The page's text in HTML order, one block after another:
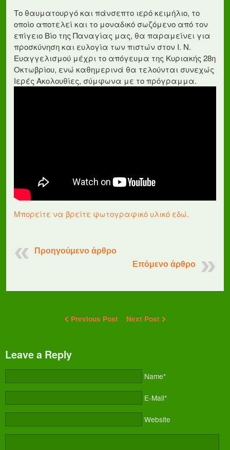
Το θαυματουργό και πάνσεπτο ιερό κειμήλιο, το
οποίο αποτελεί και το μοναδικό σωζόμενο από τον
επίγειο Βίο της Παναγίας μας, θα παραμείνει για
προσκύνηση και ευλογία των πιστών στον Ι. Ν.
Ευαγγελισμού μέχρι το απόγευμα της Κυριακής 28η
Οκτωβρίου, ενώ καθημερινά θα τελούνται συνεχώς
Ιερές Ακολουθίες, σύμφωνα με το πρόγραμμα.
Μπορείτε να βρείτε φωτογραφικό υλικό εδώ.
Προηγούμενο άρθρο
Επόμενο άρθρο
Previous Post Next Post
Leave a Reply
Name*
E-Mail*
Website